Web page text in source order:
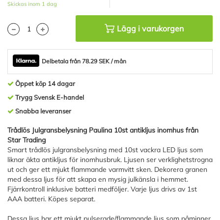
Skickas inom 1 dag
Lägg i varukorgen
Delbetala från 78.29 SEK / mån
Öppet köp 14 dagar
Trygg Svensk E-handel
Snabba leveranser
Trådlös Julgransbelysning Paulina 10st antikljus inomhus från
Star Trading
Smart trådlös julgransbelysning med 10st vackra LED ljus som
liknar äkta antikljus för inomhusbruk. Ljusen ser verklighetstrogna
ut och ger ett mjukt flammande varmvitt sken. Dekorera granen
med dessa ljus för att skapa en mysig julkänsla i hemmet.
Fjärrkontroll inklusive batteri medföljer. Varje ljus drivs av 1st
AAA batteri. Köpes separat.